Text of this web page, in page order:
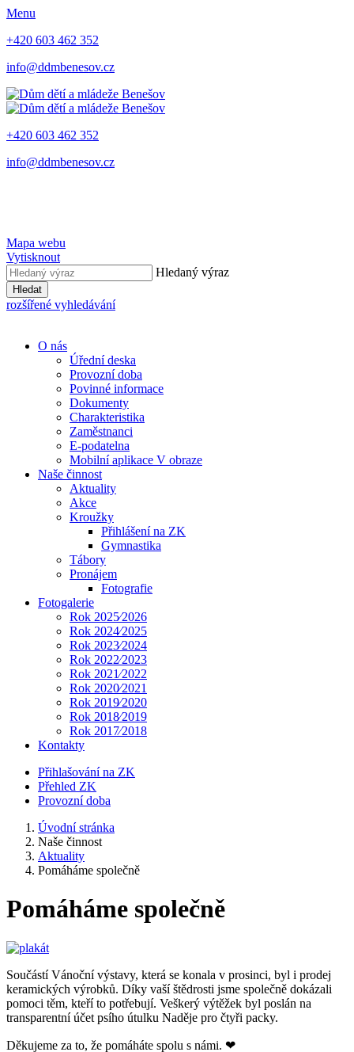
Menu
+420 603 462 352
info@ddmbenesov.cz
+420 603 462 352
info@ddmbenesov.cz
Mapa webu
Vytisknout
Hledaný výraz
Hledat
rozšířené vyhledávání
O nás
Úřední deska
Provozní doba
Povinné informace
Dokumenty
Charakteristika
Zaměstnanci
E-podatelna
Mobilní aplikace V obraze
Naše činnost
Aktuality
Akce
Kroužky
Přihlášení na ZK
Gymnastika
Tábory
Pronájem
Fotografie
Fotogalerie
Rok 2025⁄2026
Rok 2024⁄2025
Rok 2023⁄2024
Rok 2022⁄2023
Rok 2021⁄2022
Rok 2020⁄2021
Rok 2019⁄2020
Rok 2018⁄2019
Rok 2017⁄2018
Kontakty
Přihlašování na ZK
Přehled ZK
Provozní doba
Úvodní stránka
Naše činnost
Aktuality
Pomáháme společně
Pomáháme společně
Součástí Vánoční výstavy, která se konala v prosinci, byl i prodej
keramických výrobků. Díky vaší štědrosti jsme společně dokázali
pomoci těm, kteří to potřebují. Veškerý výtěžek byl poslán na
transparentní účet psího útulku Naděje pro čtyři packy.
Děkujeme za to, že pomáháte spolu s námi. ❤